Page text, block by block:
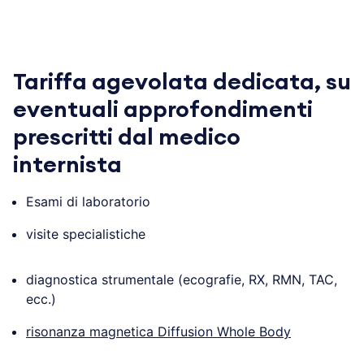
Tariffa agevolata dedicata, su
eventuali approfondimenti
prescritti dal medico
internista
Esami di laboratorio
visite specialistiche
diagnostica strumentale (ecografie, RX, RMN, TAC,
ecc.)
risonanza magnetica Diffusion Whole Body